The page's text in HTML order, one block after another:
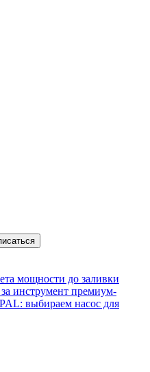
мощности до заливки
за инструмент премиум-
выбираем насос для